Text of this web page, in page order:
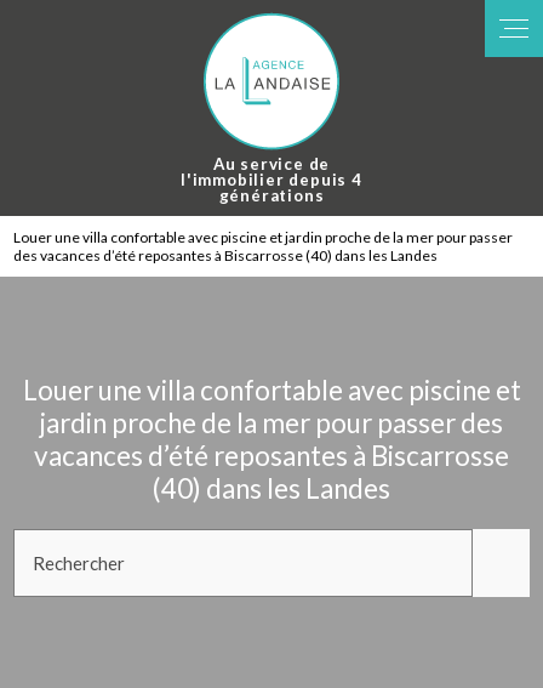
Au service de
l'immobilier depuis 4
générations
Louer une villa confortable avec piscine et jardin proche de la mer pour passer
des vacances d’été reposantes à Biscarrosse (40) dans les Landes
Louer une villa confortable avec piscine et
jardin proche de la mer pour passer des
vacances d’été reposantes à Biscarrosse
(40) dans les Landes
Rechercher